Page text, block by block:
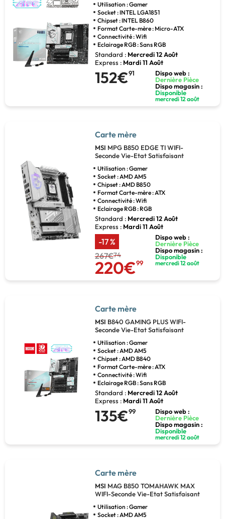
Utilisation : Gamer
Socket : INTEL LGA1851
Chipset : INTEL B860
Format Carte-mère : Micro-ATX
Connectivité : Wifi
Eclairage RGB : Sans RGB
Standard : Mercredi 12 Août
Express : Mardi 11 Août
152€91
Dispo web :
Dernière Pièce
Dispo magasin :
Disponible
mercredi 12 août
Carte mère
MSI MPG B850 EDGE TI WIFI-
Seconde Vie-Etat Satisfaisant
Utilisation : Gamer
Socket : AMD AM5
Chipset : AMD B850
Format Carte-mère : ATX
Connectivité : Wifi
Eclairage RGB : RGB
Standard : Mercredi 12 Août
Express : Mardi 11 Août
-17 %
267€74
220€99
Dispo web :
Dernière Pièce
Dispo magasin :
Disponible
mercredi 12 août
Carte mère
MSI B840 GAMING PLUS WIFI-
Seconde Vie-Etat Satisfaisant
Utilisation : Gamer
Socket : AMD AM5
Chipset : AMD B840
Format Carte-mère : ATX
Connectivité : Wifi
Eclairage RGB : Sans RGB
Standard : Mercredi 12 Août
Express : Mardi 11 Août
135€99
Dispo web :
Dernière Pièce
Dispo magasin :
Disponible
mercredi 12 août
Carte mère
MSI MAG B850 TOMAHAWK MAX
WIFI-Seconde Vie-Etat Satisfaisant
Utilisation : Gamer
Socket : AMD AM5